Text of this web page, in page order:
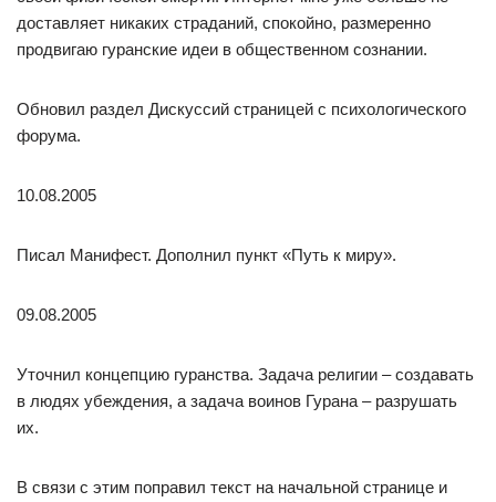
доставляет никаких страданий, спокойно, размеренно
продвигаю гуранские идеи в общественном сознании.
Обновил раздел Дискуссий страницей с психологического
форума.
10.08.2005
Писал Манифест. Дополнил пункт «Путь к миру».
09.08.2005
Уточнил концепцию гуранства. Задача религии – создавать
в людях убеждения, а задача воинов Гурана – разрушать
их.
В связи с этим поправил текст на начальной странице и